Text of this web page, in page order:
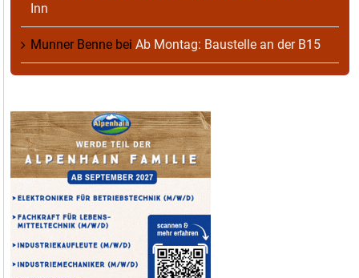
Inn
Munner Benne bei Ab Montag: Baustelle an der B15